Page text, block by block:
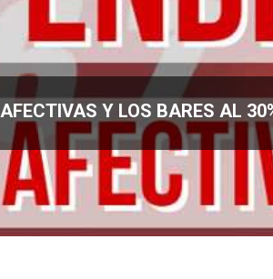
Y LOS BARES AL